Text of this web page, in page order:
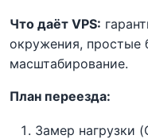
Что даёт VPS:
окружения, простые
масштабирование.
План переезда:
Замер нагрузки